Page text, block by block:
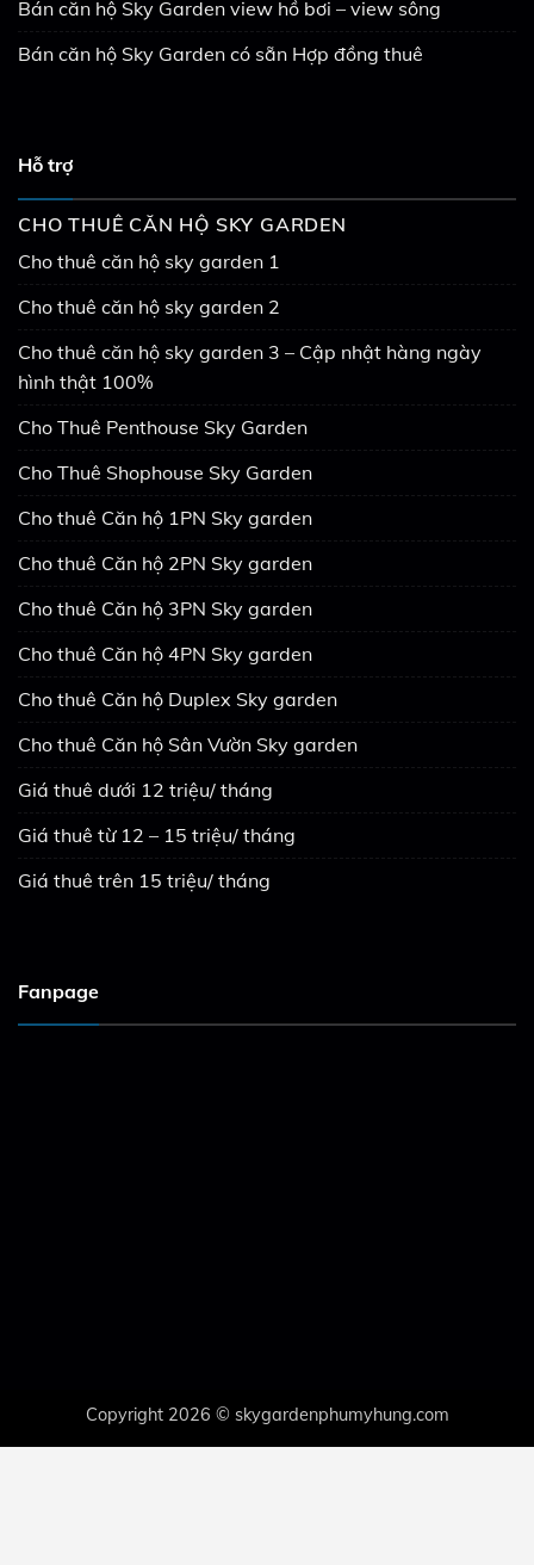
Bán căn hộ Sky Garden view hồ bơi – view sông
Bán căn hộ Sky Garden có sẵn Hợp đồng thuê
Hỗ trợ
CHO THUÊ CĂN HỘ SKY GARDEN
Cho thuê căn hộ sky garden 1
Cho thuê căn hộ sky garden 2
Cho thuê căn hộ sky garden 3 – Cập nhật hàng ngày
hình thật 100%
Cho Thuê Penthouse Sky Garden
Cho Thuê Shophouse Sky Garden
Cho thuê Căn hộ 1PN Sky garden
Cho thuê Căn hộ 2PN Sky garden
Cho thuê Căn hộ 3PN Sky garden
Cho thuê Căn hộ 4PN Sky garden
Cho thuê Căn hộ Duplex Sky garden
Cho thuê Căn hộ Sân Vườn Sky garden
Giá thuê dưới 12 triệu/ tháng
Giá thuê từ 12 – 15 triệu/ tháng
Giá thuê trên 15 triệu/ tháng
Fanpage
Copyright 2026 © skygardenphumyhung.com